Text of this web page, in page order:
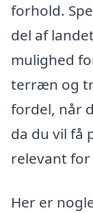
forhold.
del af
mulighed
terræn og
fordel, når
da du vil få
relevant
Her er